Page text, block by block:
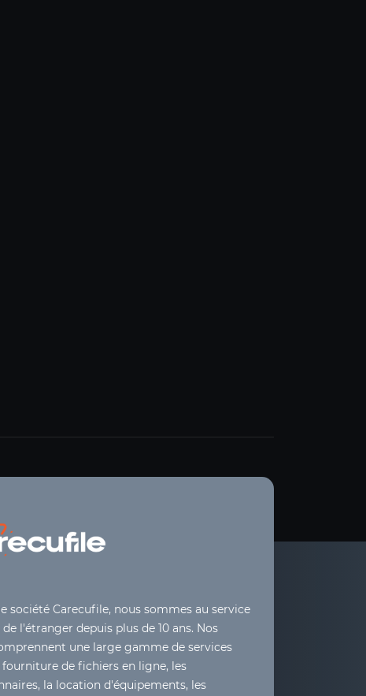
société Carecufile, nous sommes au service
l'étranger depuis plus de 10 ans. Nos
une large gamme de services
fourniture de fichiers en ligne, les
la location d'équipements, les